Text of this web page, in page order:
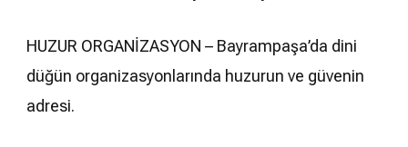
HUZUR ORGANİZASYON – Bayrampaşa’da dini
düğün organizasyonlarında huzurun ve güvenin
adresi.